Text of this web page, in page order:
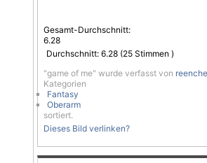
Gesamt-Durchschnitt:
6.28
Durchschnitt: 6.28 (25 Stimmen )
"game of me" wurde verfasst von
Kategorien
Fantasy
Oberarm
sortiert.
Dieses Bild verlinken?